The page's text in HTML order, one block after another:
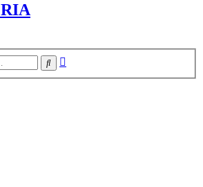
Buscar